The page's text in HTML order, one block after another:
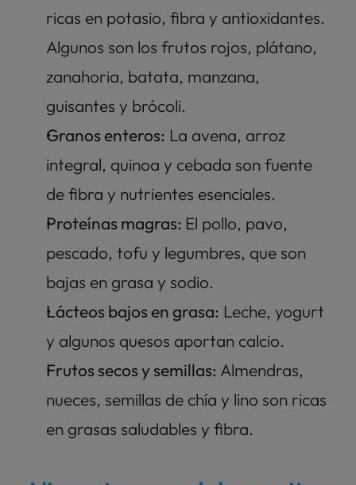
ricas en potasio, fibra y antioxidantes.
Algunos son los frutos rojos, plátano,
zanahoria, batata, manzana,
guisantes y brócoli.
Granos enteros: La avena, arroz
integral, quinoa y cebada son fuente
de fibra y nutrientes esenciales.
Proteínas magras: El pollo, pavo,
pescado, tofu y legumbres, que son
bajas en grasa y sodio.
Lácteos bajos en grasa: Leche, yogurt
y algunos quesos aportan calcio.
Frutos secos y semillas: Almendras,
nueces, semillas de chía y lino son ricas
en grasas saludables y fibra.